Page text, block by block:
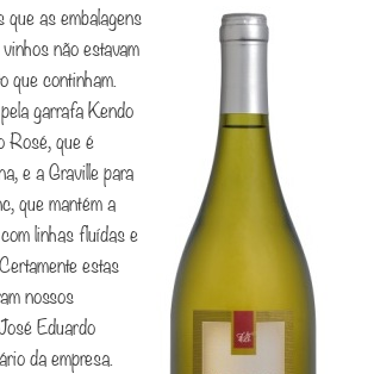
que as embalagens
não estavam
que continham.
garrafa Kendo
Rosé, que é
e a Graville para
que mantém a
linhas fluídas e
estas
nossos
Eduardo
da empresa.